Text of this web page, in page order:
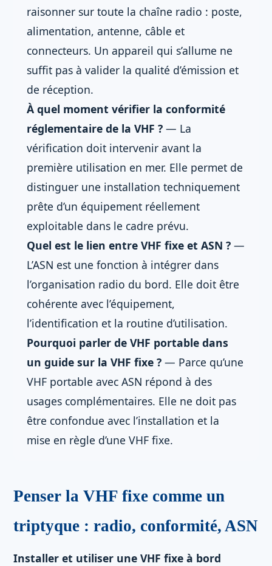
raisonner sur toute la chaîne radio : poste,
alimentation, antenne, câble et
connecteurs. Un appareil qui s’allume ne
suffit pas à valider la qualité d’émission et
de réception.
À quel moment vérifier la conformité
réglementaire de la VHF ? — La
vérification doit intervenir avant la
première utilisation en mer. Elle permet de
distinguer une installation techniquement
prête d’un équipement réellement
exploitable dans le cadre prévu.
Quel est le lien entre VHF fixe et ASN ? —
L’ASN est une fonction à intégrer dans
l’organisation radio du bord. Elle doit être
cohérente avec l’équipement,
l’identification et la routine d’utilisation.
Pourquoi parler de VHF portable dans
un guide sur la VHF fixe ? — Parce qu’une
VHF portable avec ASN répond à des
usages complémentaires. Elle ne doit pas
être confondue avec l’installation et la
mise en règle d’une VHF fixe.
Penser la VHF fixe comme un
triptyque : radio, conformité, ASN
Installer et utiliser une VHF fixe à bord